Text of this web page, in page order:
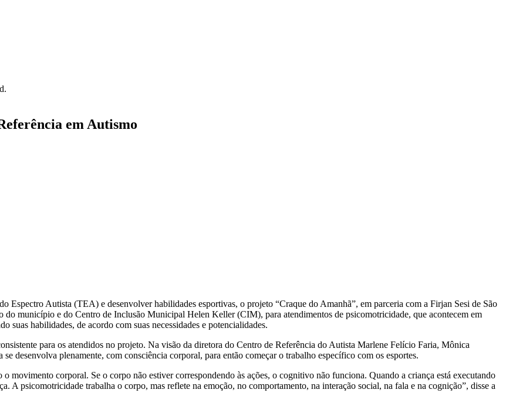
em Autismo
Espectro Autista (TEA) e desenvolver habilidades esportivas, o projeto “Craque do Amanhã”, em parceria com a Firjan Sesi de São
do município e do Centro de Inclusão Municipal Helen Keller (CIM), para atendimentos de psicomotricidade, que acontecem em
suas habilidades, de acordo com suas necessidades e potencialidades.
para os atendidos no projeto. Na visão da diretora do Centro de Referência do Autista Marlene Felício Faria, Mônica
desenvolva plenamente, com consciência corporal, para então começar o trabalho específico com os esportes.
movimento corporal. Se o corpo não estiver correspondendo às ações, o cognitivo não funciona. Quando a criança está executando
A psicomotricidade trabalha o corpo, mas reflete na emoção, no comportamento, na interação social, na fala e na cognição”, disse a